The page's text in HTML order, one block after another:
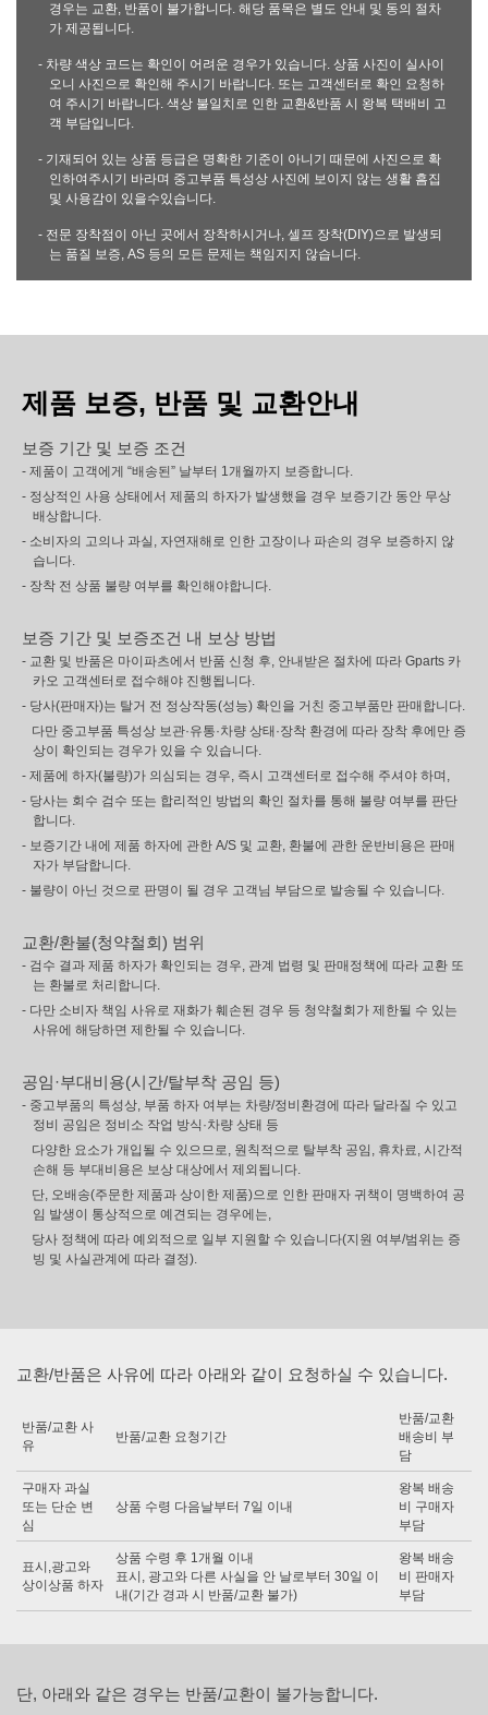
경우는 교환, 반품이 불가합니다. 해당 품목은 별도 안내 및 동의 절차
가 제공됩니다.
- 차량 색상 코드는 확인이 어려운 경우가 있습니다. 상품 사진이 실사이
오니 사진으로 확인해 주시기 바랍니다. 또는 고객센터로 확인 요청하
여 주시기 바랍니다. 색상 불일치로 인한 교환&반품 시 왕복 택배비 고
객 부담입니다.
- 기재되어 있는 상품 등급은 명확한 기준이 아니기 때문에 사진으로 확
인하여주시기 바라며 중고부품 특성상 사진에 보이지 않는 생활 흠집
및 사용감이 있을수있습니다.
- 전문 장착점이 아닌 곳에서 장착하시거나, 셀프 장착(DIY)으로 발생되
는 품질 보증, AS 등의 모든 문제는 책임지지 않습니다.
제품 보증, 반품 및 교환안내
보증 기간 및 보증 조건
- 제품이 고객에게 “배송된” 날부터 1개월까지 보증합니다.
- 정상적인 사용 상태에서 제품의 하자가 발생했을 경우 보증기간 동안 무상
배상합니다.
- 소비자의 고의나 과실, 자연재해로 인한 고장이나 파손의 경우 보증하지 않
습니다.
- 장착 전 상품 불량 여부를 확인해야합니다.
보증 기간 및 보증조건 내 보상 방법
- 교환 및 반품은 마이파츠에서 반품 신청 후, 안내받은 절차에 따라 Gparts 카
카오 고객센터로 접수해야 진행됩니다.
- 당사(판매자)는 탈거 전 정상작동(성능) 확인을 거친 중고부품만 판매합니다.
다만 중고부품 특성상 보관·유통·차량 상태·장착 환경에 따라 장착 후에만 증
상이 확인되는 경우가 있을 수 있습니다.
- 제품에 하자(불량)가 의심되는 경우, 즉시 고객센터로 접수해 주셔야 하며,
- 당사는 회수 검수 또는 합리적인 방법의 확인 절차를 통해 불량 여부를 판단
합니다.
- 보증기간 내에 제품 하자에 관한 A/S 및 교환, 환불에 관한 운반비용은 판매
자가 부담합니다.
- 불량이 아닌 것으로 판명이 될 경우 고객님 부담으로 발송될 수 있습니다.
교환/환불(청약철회) 범위
- 검수 결과 제품 하자가 확인되는 경우, 관계 법령 및 판매정책에 따라 교환 또
는 환불로 처리합니다.
- 다만 소비자 책임 사유로 재화가 훼손된 경우 등 청약철회가 제한될 수 있는
사유에 해당하면 제한될 수 있습니다.
공임·부대비용(시간/탈부착 공임 등)
- 중고부품의 특성상, 부품 하자 여부는 차량/정비환경에 따라 달라질 수 있고
정비 공임은 정비소 작업 방식·차량 상태 등
다양한 요소가 개입될 수 있으므로, 원칙적으로 탈부착 공임, 휴차료, 시간적
손해 등 부대비용은 보상 대상에서 제외됩니다.
단, 오배송(주문한 제품과 상이한 제품)으로 인한 판매자 귀책이 명백하여 공
임 발생이 통상적으로 예견되는 경우에는,
당사 정책에 따라 예외적으로 일부 지원할 수 있습니다(지원 여부/범위는 증
빙 및 사실관계에 따라 결정).
교환/반품은 사유에 따라 아래와 같이 요청하실 수 있습니다.
반품/교환 사
유
반품/교환 요청기간
반품/교환
배송비 부
담
구매자 과실
또는 단순 변
심
상품 수령 다음날부터 7일 이내
왕복 배송
비 구매자
부담
표시,광고와
상이상품 하자
상품 수령 후 1개월 이내
표시, 광고와 다른 사실을 안 날로부터 30일 이
내(기간 경과 시 반품/교환 불가)
왕복 배송
비 판매자
부담
단, 아래와 같은 경우는 반품/교환이 불가능합니다.